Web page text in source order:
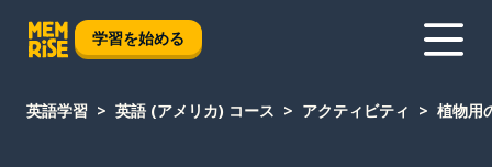
学習を始める
英語学習 英語 (アメリカ) コース アクティビティ 植物用